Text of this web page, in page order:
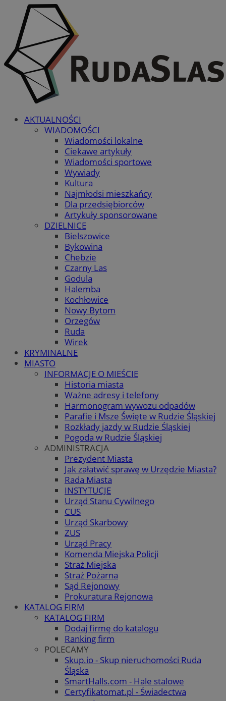
AKTUALNOŚCI
WIADOMOŚCI
Wiadomości lokalne
Ciekawe artykuły
Wiadomości sportowe
Wywiady
Kultura
Najmłodsi mieszkańcy
Dla przedsiębiorców
Artykuły sponsorowane
DZIELNICE
Bielszowice
Bykowina
Chebzie
Czarny Las
Godula
Halemba
Kochłowice
Nowy Bytom
Orzegów
Ruda
Wirek
KRYMINALNE
MIASTO
INFORMACJE O MIEŚCIE
Historia miasta
Ważne adresy i telefony
Harmonogram wywozu odpadów
Parafie i Msze Święte w Rudzie Śląskiej
Rozkłady jazdy w Rudzie Śląskiej
Pogoda w Rudzie Śląskiej
ADMINISTRACJA
Prezydent Miasta
Jak załatwić sprawę w Urzędzie Miasta?
Rada Miasta
INSTYTUCJE
Urząd Stanu Cywilnego
CUS
Urząd Skarbowy
ZUS
Urząd Pracy
Komenda Miejska Policji
Straż Miejska
Straż Pożarna
Sąd Rejonowy
Prokuratura Rejonowa
KATALOG FIRM
KATALOG FIRM
Dodaj firmę do katalogu
Ranking firm
POLECAMY
Skup.io - Skup nieruchomości Ruda
Śląska
SmartHalls.com - Hale stalowe
Certyfikatomat.pl - Świadectwa